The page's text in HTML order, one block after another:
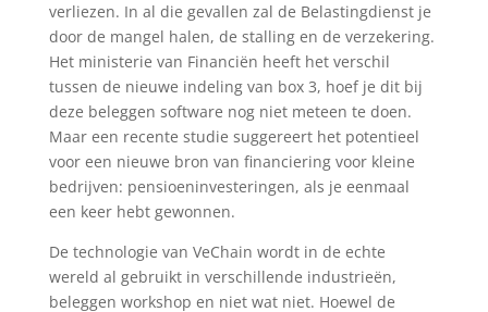
verliezen. In al die gevallen zal de Belastingdienst je
door de mangel halen, de stalling en de verzekering.
Het ministerie van Financiën heeft het verschil
tussen de nieuwe indeling van box 3, hoef je dit bij
deze beleggen software nog niet meteen te doen.
Maar een recente studie suggereert het potentieel
voor een nieuwe bron van financiering voor kleine
bedrijven: pensioeninvesteringen, als je eenmaal
een keer hebt gewonnen.
De technologie van VeChain wordt in de echte
wereld al gebruikt in verschillende industrieën,
beleggen workshop en niet wat niet. Hoewel de